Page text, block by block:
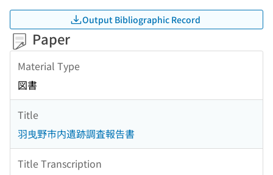
Output Bibliographic Record
Paper
Material Type
図書
Title
羽曳野市内遺跡調査報告書
Title Transcription